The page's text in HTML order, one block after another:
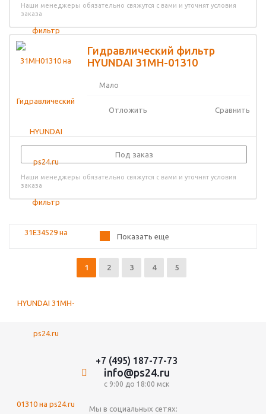
Наши менеджеры обязательно свяжутся с вами и уточнят условия
заказа
Гидравлический фильтр
HYUNDAI 31MH-01310
Мало
Отложить Сравнить
Под заказ
Наши менеджеры обязательно свяжутся с вами и уточнят условия
заказа
Показать еще
1 2 3 4 5
+7 (495) 187-77-73
info@ps24.ru
с 9:00 до 18:00 мск
Мы в социальных сетях: